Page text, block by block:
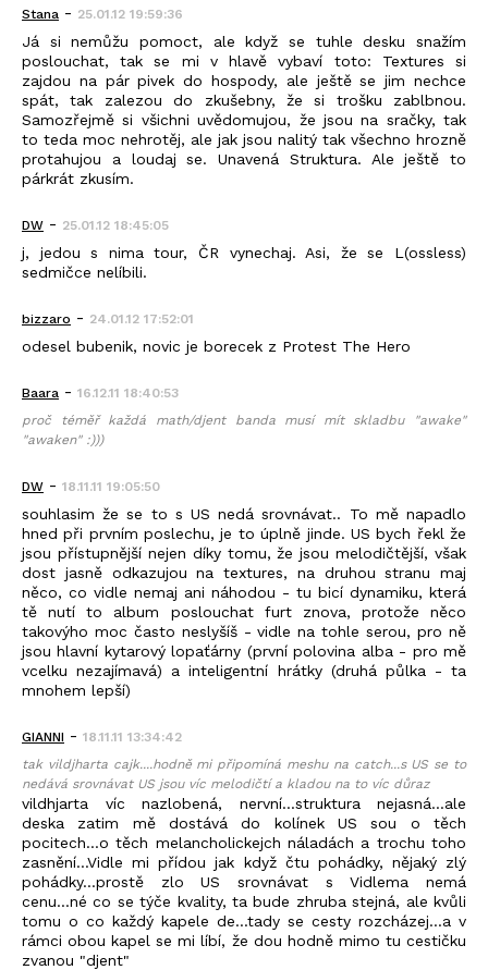
Stana - 25.01.12 19:59:36
Já si nemůžu pomoct, ale když se tuhle desku snažím
poslouchat, tak se mi v hlavě vybaví toto: Textures si
zajdou na pár pivek do hospody, ale ještě se jim nechce
spát, tak zalezou do zkušebny, že si trošku zablbnou.
Samozřejmě si všichni uvědomujou, že jsou na sračky, tak
to teda moc nehrotěj, ale jak jsou nalitý tak všechno hrozně
protahujou a loudaj se. Unavená Struktura. Ale ještě to
párkrát zkusím.
DW - 25.01.12 18:45:05
j, jedou s nima tour, ČR vynechaj. Asi, že se L(ossless)
sedmičce nelíbili.
bizzaro - 24.01.12 17:52:01
odesel bubenik, novic je borecek z Protest The Hero
Baara - 16.12.11 18:40:53
proč téměř každá math/djent banda musí mít skladbu "awake"
"awaken" :)))
DW - 18.11.11 19:05:50
souhlasim že se to s US nedá srovnávat.. To mě napadlo
hned při prvním poslechu, je to úplně jinde. US bych řekl že
jsou přístupnější nejen díky tomu, že jsou melodičtější, však
dost jasně odkazujou na textures, na druhou stranu maj
něco, co vidle nemaj ani náhodou - tu bicí dynamiku, která
tě nutí to album poslouchat furt znova, protože něco
takovýho moc často neslyšíš - vidle na tohle serou, pro ně
jsou hlavní kytarový lopaťárny (první polovina alba - pro mě
vcelku nezajímavá) a inteligentní hrátky (druhá půlka - ta
mnohem lepší)
GIANNI - 18.11.11 13:34:42
tak vildjharta cajk....hodně mi připomíná meshu na catch...s US se to
nedává srovnávat US jsou víc melodičtí a kladou na to víc důraz
vildhjarta víc nazlobená, nervní...struktura nejasná...ale
deska zatim mě dostává do kolínek US sou o těch
pocitech...o těch melancholickejch náladách a trochu toho
zasnění...Vidle mi přídou jak když čtu pohádky, nějaký zlý
pohádky...prostě zlo US srovnávat s Vidlema nemá
cenu...né co se týče kvality, ta bude zhruba stejná, ale kvůli
tomu o co každý kapele de...tady se cesty rozcházej...a v
rámci obou kapel se mi líbí, že dou hodně mimo tu cestičku
zvanou "djent"